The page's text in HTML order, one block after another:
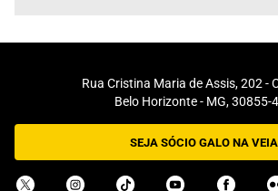
Rua Cristina Maria de Assis, 202 -
Belo Horizonte - MG, 30855-
SEJA SÓCIO GALO NA VEIA